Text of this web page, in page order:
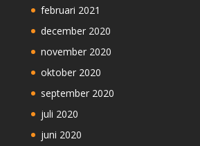
februari 2021
december 2020
november 2020
oktober 2020
september 2020
juli 2020
juni 2020